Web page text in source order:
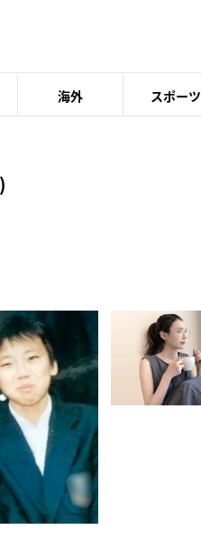
海外 スポーツ